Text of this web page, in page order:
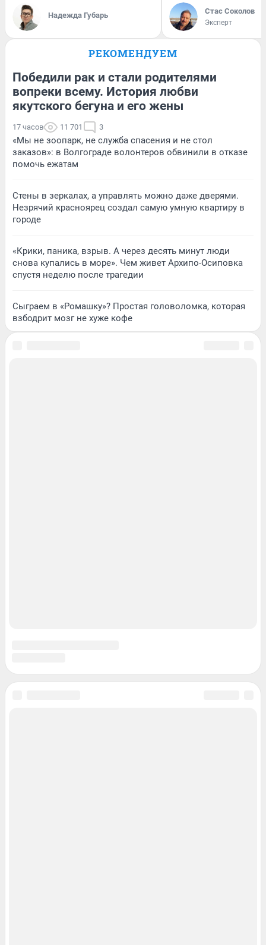
Надежда Губарь Стас Соколов
Эксперт
РЕКОМЕНДУЕМ
Победили рак и стали родителями
вопреки всему. История любви
якутского бегуна и его жены
17 часов 11 701 3
«Мы не зоопарк, не служба спасения и не стол
заказов»: в Волгограде волонтеров обвинили в отказе
помочь ежатам
Стены в зеркалах, а управлять можно даже дверями.
Незрячий красноярец создал самую умную квартиру в
городе
«Крики, паника, взрыв. А через десять минут люди
снова купались в море». Чем живет Архипо-Осиповка
спустя неделю после трагедии
Сыграем в «Ромашку»? Простая головоломка, которая
взбодрит мозг не хуже кофе